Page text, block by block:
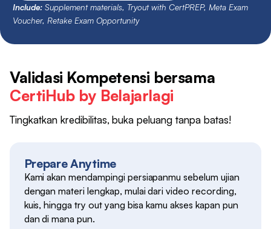
Include: Supplement materials, Tryout with CertPREP, Meta Exam
Voucher, Retake Exam Opportunity
Validasi Kompetensi bersama
CertiHub by Belajarlagi
Tingkatkan kredibilitas, buka peluang tanpa batas!
Prepare Anytime
Kami akan mendampingi persiapanmu sebelum ujian
dengan materi lengkap, mulai dari video recording,
kuis, hingga try out yang bisa kamu akses kapan pun
dan di mana pun.